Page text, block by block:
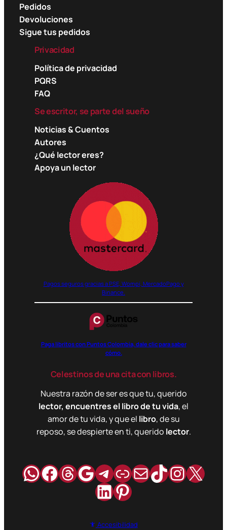
Pedidos
Devoluciones
Sigue tus pedidos
Privacidad
Política de privacidad
PQRS
FAQ
Se escritor, se parte del sueño
Noticias & Cuentos
Autores
¿Qué lector eres?
Apoya un lector
Pagos seguros gracias a PSE, Wompi, MercadoPago y
Binance.
Paga libritos con Puntos Colombia, dale clic para saber
cómo.
Celestinos de una cita con libros.
Nuestra razón de ser es que tu, querido
lector, encuentres el libro de tu vida, el
amor de tu vida, y que el libro, de su
reposo, se despierte en ti, querido lector.
WhatsApp
Facebook
Hilos
Google
Telegram
Enlace
Correo
TikTok
X
LinkedIn
Pinterest
Accesibilidad